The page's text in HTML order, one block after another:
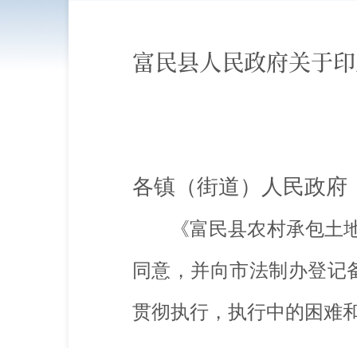
富民县人民政府关于
各镇（街道）人民政
《富民县农村承包
同意，并向市法制办登
贯彻执行，执行中的困难